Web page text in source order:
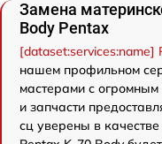
Замена
Body Pentax
[dataset:services:name]
нашем профильном
мастерами с
и запчасти
сц уверены в